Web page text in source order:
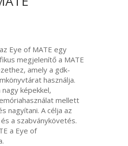
Eye ofMATE egy
megjelenítő a MATE
amely a gdk-
használja.
képekkel,
mellett
nagyítani. A célja az
a szabványkövetés.
a Eye of